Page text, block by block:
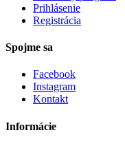
Prihlásenie
Registrácia
Spojme sa
Facebook
Instagram
Kontakt
Informácie